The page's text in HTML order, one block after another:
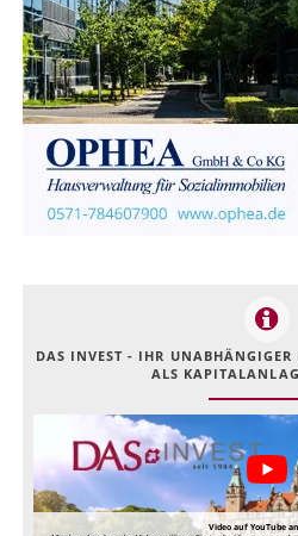
DAS INVEST - IHR
ALS
Video auf YouTube